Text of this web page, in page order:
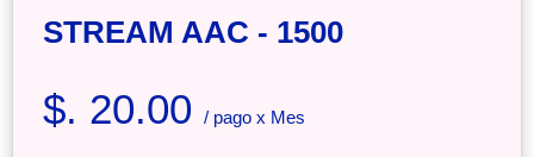
STREAM AAC - 1500
$. 20.00 / pago x Mes